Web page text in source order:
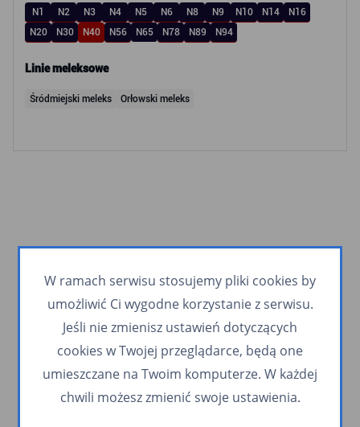
N1 N2 N3 N4 N5 N6 N8 N9 N10 N14
N16
N20
N30 N40 N56 N65 N78 N89 N94
Linie meleksowe
Śródmiejski meleks Orłowski meleks
W ramach serwisu stosujemy pliki cookies by
umożliwić Ci wygodne korzystanie z serwisu.
Jeśli nie zmienisz ustawień dotyczących
cookies w Twojej przeglądarce, będą one
umieszczane na Twoim komputerze. W każdej
chwili możesz zmienić swoje ustawienia.